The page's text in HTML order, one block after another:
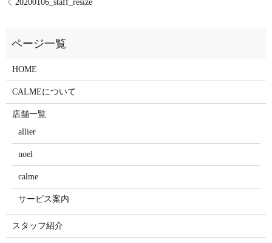
20200106_staff_resize
HOME
CALMEについて
店舗一覧
allier
noel
calme
サービス案内
スタッフ紹介